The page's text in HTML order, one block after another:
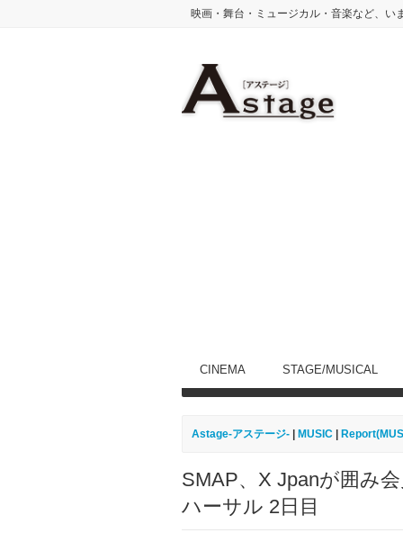
映画・舞台・ミュージカル・音楽など、い
CINEMA STAGE/MUSICAL
Astage-アステージ- MUSIC
SMAP、X Jpanが囲み
ハーサル 2日目